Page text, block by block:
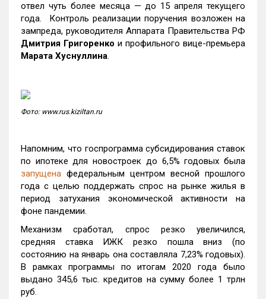
отвел чуть более месяца — до 15 апреля текущего
года. Контроль реализации поручения возложен на
зампреда, руководителя Аппарата Правительства РФ
Дмитрия Григоренко и профильного вице-премьера
Марата Хуснуллина.
Фото: www.rus.kiziltan.ru
Напомним, что госпрограмма субсидирования ставок
по ипотеке для новостроек до 6,5% годовых была
запущена федеральным центром весной прошлого
года с целью поддержать спрос на рынке жилья в
период затухания экономической активности на
фоне пандемии.
Механизм сработал, спрос резко увеличился,
средняя ставка ИЖК резко пошла вниз (по
состоянию на январь она составляла 7,23% годовых).
В рамках программы по итогам 2020 года было
выдано 345,6 тыс. кредитов на сумму более 1 трлн
руб.